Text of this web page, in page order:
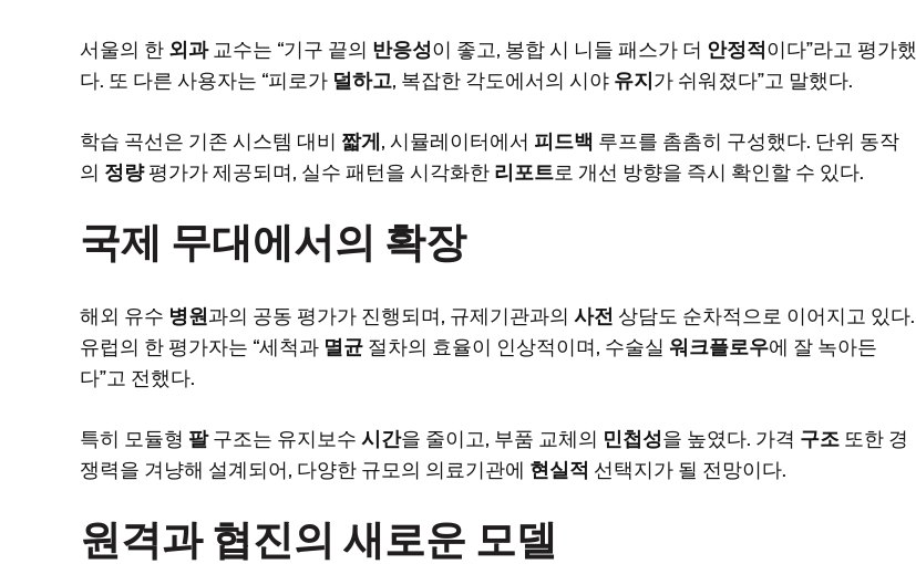
서울의 한 외과교수는 “기구 끝의 반응성이 좋고, 봉합 시 니들 패스가 더 안정적이다”라고 평가했
다. 또 다른 사용자는 “피로가 덜하고, 복잡한 각도에서의 시야 유지가 쉬워졌다”고 말했다.
학습 곡선은 기존 시스템 대비 짧게, 시뮬레이터에서 피드백 루프를 촘촘히 구성했다. 단위 동작
의 정량평가가 제공되며, 실수 패턴을 시각화한 리포트로 개선 방향을 즉시 확인할 수 있다.
국제 무대에서의 확장
해외 유수 병원과의 공동 평가가 진행되며, 규제기관과의 사전 상담도 순차적으로 이어지고 있다.
유럽의 한 평가자는 “세척과 멸균 절차의 효율이 인상적이며, 수술실 워크플로우에 잘 녹아든
다”고 전했다.
특히 모듈형 팔구조는 유지보수 시간을 줄이고, 부품 교체의 민첩성을 높였다. 가격 구조 또한 경
쟁력을 겨냥해 설계되어, 다양한 규모의 의료기관에 현실적 선택지가 될 전망이다.
원격과 협진의 새로운 모델